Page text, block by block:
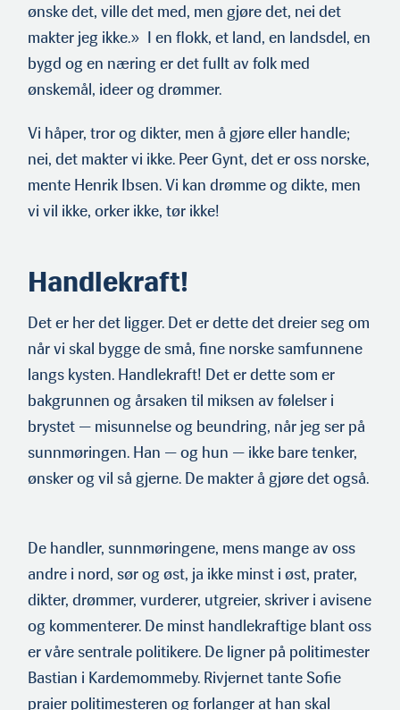
ønske det, ville det med, men gjøre det, nei det
makter jeg ikke.» I en flokk, et land, en landsdel, en
bygd og en næring er det fullt av folk med
ønskemål, ideer og drømmer.
Vi håper, tror og dikter, men å gjøre eller handle;
nei, det makter vi ikke. Peer Gynt, det er oss norske,
mente Henrik Ibsen. Vi kan drømme og dikte, men
vi vil ikke, orker ikke, tør ikke!
Handlekraft!
Det er her det ligger. Det er dette det dreier seg om
når vi skal bygge de små, fine norske samfunnene
langs kysten. Handlekraft! Det er dette som er
bakgrunnen og årsaken til miksen av følelser i
brystet — misunnelse og beundring, når jeg ser på
sunnmøringen. Han — og hun — ikke bare tenker,
ønsker og vil så gjerne. De makter å gjøre det også.
De handler, sunnmøringene, mens mange av oss
andre i nord, sør og øst, ja ikke minst i øst, prater,
dikter, drømmer, vurderer, utgreier, skriver i avisene
og kommenterer. De minst handlekraftige blant oss
er våre sentrale politikere. De ligner på politimester
Bastian i Kardemommeby. Rivjernet tante Sofie
praier politimesteren og forlanger at han skal